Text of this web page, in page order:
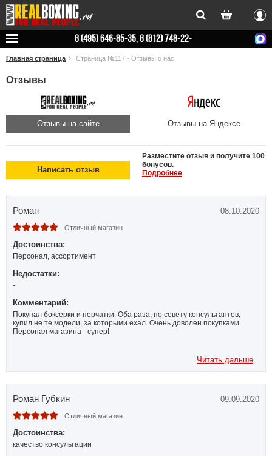
Вход
8 (495) 646-85-35, 8 (812) 748-22-
78
Главная страница Страница №117 - Отзывы о нас
Отзывы
Отзывы на сайте Отзывы на Яндексе
Написать отзыв
Разместите отзыв и получите 100
бонусов.
Подробнее
Роман 08.10.2020
Отличный магазин
Достоинства:
Персонал, ассортимент
Недостатки:
-
Комментарий:
Покупал боксерки и перчатки. Оба раза, по совету консультантов,
купил не те модели, за которыми ехал. Очень доволен покупками.
Персонал магазина - супер!
Читать дальше
Роман Губкин 09.09.2020
Отличный магазин
Достоинства:
качество консультации